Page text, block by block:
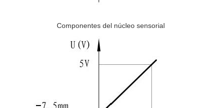
Componentes del núcleo sensorial